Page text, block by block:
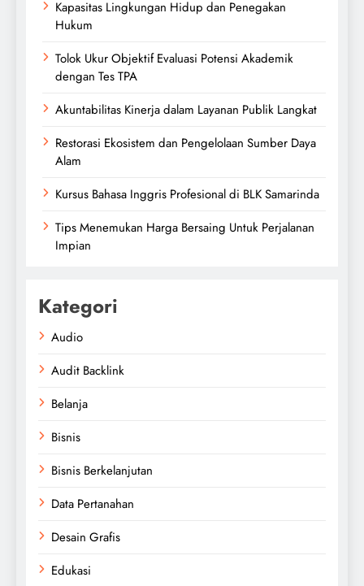
Kapasitas Lingkungan Hidup dan Penegakan
Hukum
Tolok Ukur Objektif Evaluasi Potensi Akademik
dengan Tes TPA
Akuntabilitas Kinerja dalam Layanan Publik Langkat
Restorasi Ekosistem dan Pengelolaan Sumber Daya
Alam
Kursus Bahasa Inggris Profesional di BLK Samarinda
Tips Menemukan Harga Bersaing Untuk Perjalanan
Impian
Kategori
Audio
Audit Backlink
Belanja
Bisnis
Bisnis Berkelanjutan
Data Pertanahan
Desain Grafis
Edukasi